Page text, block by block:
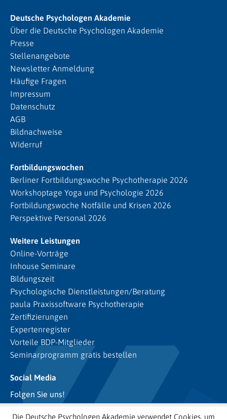
Deutsche Psychologen Akademie
Über die Deutsche Psychologen Akademie
Presse
Stellenangebote
Newsletter Anmeldung
Häufige Fragen
Impressum
Datenschutz
AGB
Bildnachweise
Widerruf
Fortbildungswochen
Berliner Fortbildungswoche Psychotherapie 2026
Workshoptage Yoga und Psychologie 2026
Fortbildungswoche Notfälle und Krisen 2026
Perspektive Personal 2026
Weitere Leistungen
Online-Vorträge
Inhouse Seminare
Bildungszeit
Psychologische Dienstleistungen/Beratung
paula Praxissoftware Psychotherapie
Zertifizierungen
Expertenregister
Vorteile BDP-Mitglieder
Seminarprogramm gratis bestellen
Social Media
Folgen Sie uns!
Die Deutsche Psychologen Akademie verwendet Cookies, um